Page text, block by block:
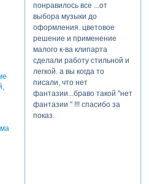
понравилось все ...от
выбора музыки до
оформления. цветовое
решение и применение
малого к-ва клипарта
сделали работу стильной и
легкой. а вы когда то
писали, что нет
фантазии...браво такой "нет
фантазии " !!! спасибо за
показ.